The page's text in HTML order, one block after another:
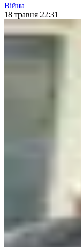
Війна
18 травня 22:31